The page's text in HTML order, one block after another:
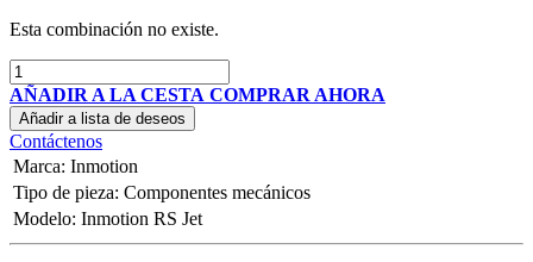
Esta combinación no existe.
AÑADIR A LA CESTA COMPRAR AHORA
Añadir a lista de deseos
Contáctenos
Marca: Inmotion
Tipo de pieza: Componentes mecánicos
Modelo: Inmotion RS Jet